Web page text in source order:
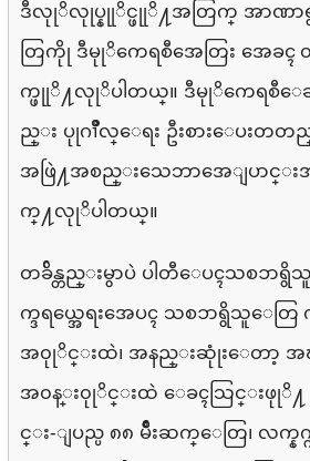
ဒီလုုိလုုပ္နုုိင္ဖုုိ႔အတြက္ အာဏာ
တြကိုု ဒီမုုိကေရစီအေတြး အေခၚ
က္ဖုုိ႔လုုိပါတယ္။ ဒီမုုိကေရစီေ
ည္း ပုုဂၢိဳလ္ေရး ဦးစားေပး
အဖြဲ႔အစည္းသေဘာအေျပာင္း
က္ ဖုုိ႔လုုိပါတယ္။
တခ်ိန္တည္းမွာပဲ ပါတီေပၚသစၥာရွိ
က္ဒရယ္အေရးအေပၚ သစၥာရွိသူေတ
အ၀ုုိင္းထဲ၊ အနည္းဆုုံးေတာ့ အ
အ၀န္း၀ုုိင္းထဲ ေခၚသြင္းဖုုိ
င္း-ျပည္ပ ၈၈ မ်ဳိးဆက္ေတြ၊ လက္